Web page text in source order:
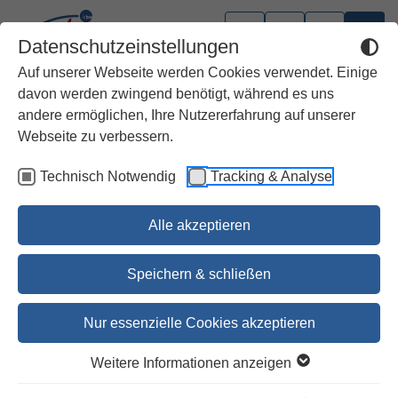
Datenschutzeinstellungen
Auf unserer Webseite werden Cookies verwendet. Einige
davon werden zwingend benötigt, während es uns
andere ermöglichen, Ihre Nutzererfahrung auf unserer
Webseite zu verbessern.
Technisch Notwendig Tracking & Analyse
Alle akzeptieren
Speichern & schließen
Nur essenzielle Cookies akzeptieren
Weitere Informationen anzeigen